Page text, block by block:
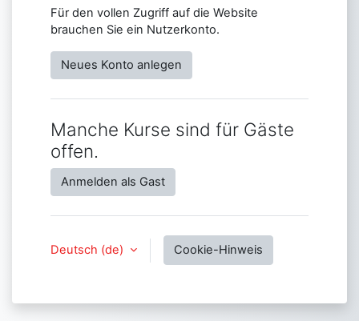
Für den vollen Zugriff auf die Website
brauchen Sie ein Nutzerkonto.
Neues Konto anlegen
Manche Kurse sind für Gäste
offen.
Anmelden als Gast
Deutsch ‎(de)‎ Cookie-Hinweis